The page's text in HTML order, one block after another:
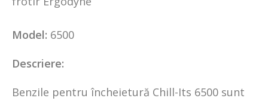
Model: 6500
Descriere:
Benzile pentru încheietură Chill-Its 6500 sunt